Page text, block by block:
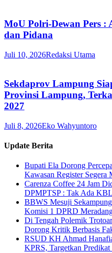
MoU Polri-Dewan Pers :
dan Pidana
Juli 10, 2026Redaksi Utama
Sekdaprov Lampung
Provinsi Lampung,
2027
Juli 8, 2026Eko Wahyuntoro
Update Berita
Bupati Ela Dorong
Kawasan Register Segera
Carenza Coffee 24 Jam
DPMPTSP : Tak Ada
BBWS Mesuji
Komisi 1 DPRD
Di Tengah Polemik
Dorong Kritik Berbasis
RSUD KH Ahmad
KPRS, Targetkan Predikat